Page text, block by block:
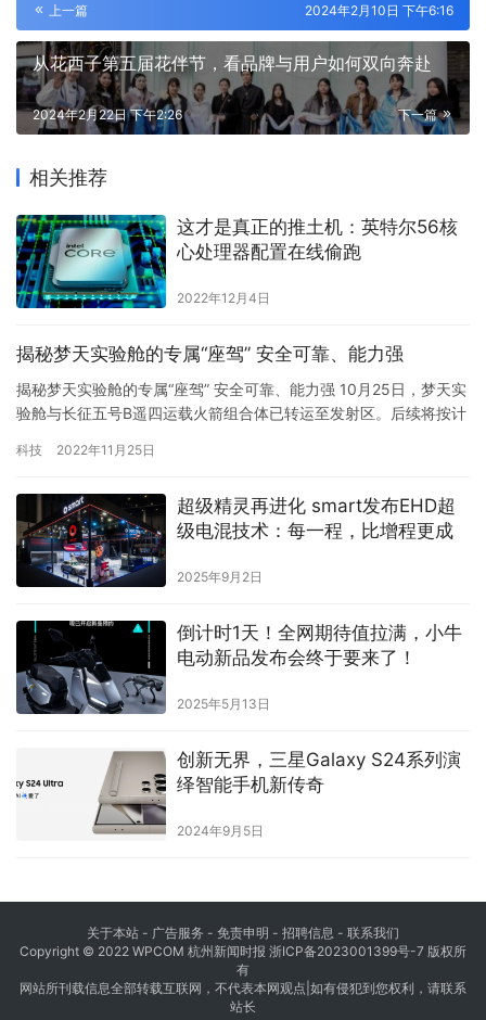
上一篇 2024年2月10日 下午6:16
从花西子第五届花伴节，看品牌与用户如何双向奔赴
下一篇
2024年2月22日 下午2:26
相关推荐
这才是真正的推土机：英特尔56核
心处理器配置在线偷跑
2022年12月4日
揭秘梦天实验舱的专属“座驾” 安全可靠、能力强
揭秘梦天实验舱的专属“座驾” 安全可靠、能力强 10月25日，梦天实
验舱与长征五号B遥四运载火箭组合体已转运至发射区。后续将按计
施发射。目前，文昌航天发射场设施设备状态良好，参试各单位正
天（25日），在文昌航天发射场完成转运的火箭就是长征五号…
科技 2022年11月25日
超级精灵再进化 smart发布EHD超
级电混技术：每一程，比增程更成
2025年9月2日
倒计时1天！全网期待值拉满，小牛
电动新品发布会终于要来了！
2025年5月13日
创新无界，三星Galaxy S24系列演
绎智能手机新传奇
2024年9月5日
关于本站 - 广告服务 - 免责申明 - 招聘信息 - 联系我们
Copyright © 2022 WPCOM 杭州新闻时报 浙ICP备2023001399号-7 版权所
有
网站所刊载信息全部转载互联网，不代表本网观点|如有侵犯到您权利，请联系
站长